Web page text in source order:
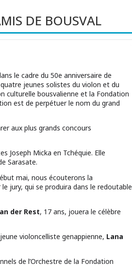
DE BOUSVAL
le cadre du 50e anniversaire de
jeunes solistes du violon et du
culturelle bousvalienne et la Fondation
est de perpétuer le nom du grand
aux plus grands concours
Joseph Micka en Tchéquie. Elle
Sarasate.
mai, nous écouterons la
jury, qui se produira dans le redoutable
der Rest, 17 ans, jouera le célèbre
violoncelliste genappienne, Lana
de l’Orchestre de la Fondation